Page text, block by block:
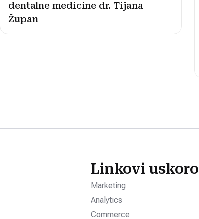
dentalne medicine dr. Tijana
Župan
Linkovi uskoro
Marketing
Analytics
Commerce